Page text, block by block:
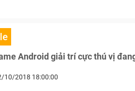
Android giải trí cực thú vị
10/2018 18:00:00